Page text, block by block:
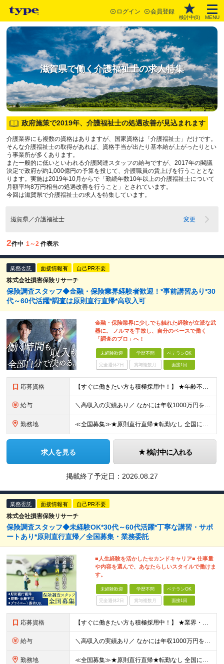
ログイン 会員登録
検討中(0) MENU
滋賀県で働く介護福祉士の求人特集
政府施策で2019年、介護福祉士の処遇改善が見込まれます
介護業界にも複数の資格はありますが、国家資格は「介護福祉士」だけです。
そんな介護福祉士の取得があれば、資格手当が出たり基本給が上がったりとい
う事業所が多くあります。
また一般的に低いといわれる介護関連スタッフの給与ですが、2017年の閣議
決定で政府が約1,000億円の予算を投じて、介護職員の賃上げを行うこととな
ります。実施は2019年10月からで「勤続年数10年以上の介護福祉士について
月額平均8万円相当の処遇改善を行うこと」とされています。
今回は滋賀県で介護福祉士の求人を特集しています。
滋賀県／介護福祉士 変更
2件中 1～2 件表示
業務委託 面接情報有 自己PR不要
株式会社損害保険リサーチ
保険調査スタッフ◆金融・保険業界経験者歓迎！*事前講習あり*30
代～60代活躍*調査は原則直行直帰*高収入可
金融・保険業界に少しでも触れた経験が立派な武
器に。 ノルマを手放し、自分のペースで働く
「調査のプロ」へ！
未経験歓迎 学歴不問 ベテランOK
完全週休2日 賞与複数月 面接1回
応募資格 【すぐに働きたい方も積極採用中！】 ★年齢不問…40代50代を中心に幅広い年齢層の方が活躍中です ★金融・保険業界の知識がある方 ★学歴不問 ≪異業種出身の未経験者も活躍しています≫ 調査員の半数以
給与 ＼高収入の実績あり／ なかには年収1000万円を超える方もいらっしゃいます！ 【完全出来高報酬制】 ★仕事に慣れるまで収入をサポート 1か月目：報酬が通常の2倍 2か月目：報酬が通常の1.5倍 ※災
勤務地 ≪全国募集≫★原則直行直帰★転勤なし 全国に55の拠点を展開していますので、現在お住いの地域で働けます。また、原則直行直帰で調査を行い、レポート作成はご自宅にて行うことができるため、自分のペースで働け
求人を見る 検討中に入れる
掲載終了予定日： 2026.08.27
業務委託 面接情報有 自己PR不要
株式会社損害保険リサーチ
保険調査スタッフ◆未経験OK*30代～60代活躍*丁寧な講習・サポ
ートあり*原則直行直帰／全国募集・業務委託
■人生経験を活かしたセカンドキャリア■ 仕事量
や内容を選んで、あなたらしいスタイルで働けま
す。
未経験歓迎 学歴不問 ベテランOK
完全週休2日 賞与複数月 面接1回
応募資格 【すぐに働きたい方も積極採用中！】 ★業界・職種未経験の方も歓迎…特別な知識は不問です ★年齢不問…40代50代を中心に幅広い年齢層の方が活躍中です ※学歴不問 ≪異業種出身の未経験者も活躍していま
給与 ＼高収入の実績あり／ なかには年収1000万円を超えるスペシャリストもいらっしゃいます！ 【完全出来高報酬制】 ★仕事に慣れるまで収入をサポート 1か月目：報酬が通常の2倍 2か月目：報酬が通常の1
勤務地 ≪全国募集≫★原則直行直帰★転勤なし 全国に55の拠点を展開していますので、現在お住いの地域で働けます。また、原則直行直帰で調査を行い、レポート作成はご自宅にて行うことができるため、自分のペースで働け